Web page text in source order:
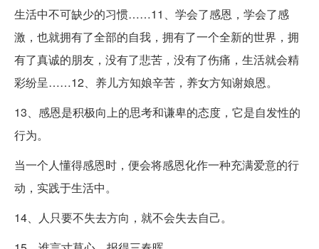
生活中不可缺少的习惯……11、学会了感恩，学会了感
激，也就拥有了全部的自我，拥有了一个全新的世界，拥
有了真诚的朋友，没有了悲苦，没有了伤痛，生活就会精
彩纷呈……12、养儿方知娘辛苦，养女方知谢娘恩。
13、感恩是积极向上的思考和谦卑的态度，它是自发性的
行为。
当一个人懂得感恩时，便会将感恩化作一种充满爱意的行
动，实践于生活中。
14、人只要不失去方向，就不会失去自己。